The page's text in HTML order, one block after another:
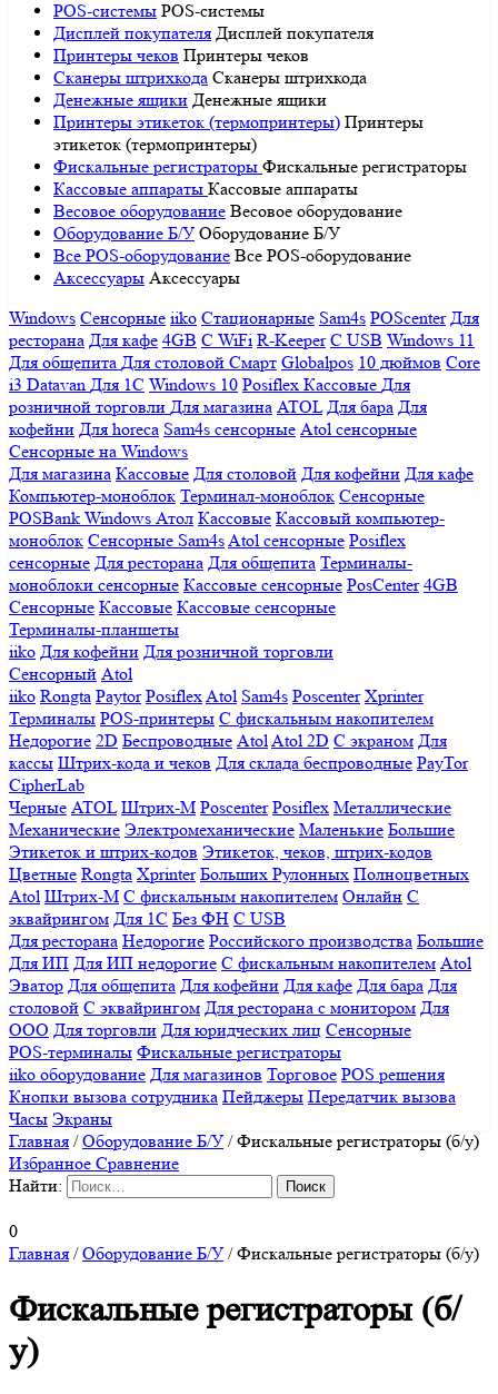
POS-системы POS-системы
Дисплей покупателя Дисплей покупателя
Принтеры чеков Принтеры чеков
Сканеры штрихкода Сканеры штрихкода
Денежные ящики Денежные ящики
Принтеры этикеток (термопринтеры) Принтеры
этикеток (термопринтеры)
Фискальные регистраторы Фискальные регистраторы
Кассовые аппараты Кассовые аппараты
Весовое оборудование Весовое оборудование
Оборудование Б/У Оборудование Б/У
Все POS-оборудование Все POS-оборудование
Аксессуары Аксессуары
Windows Сенсорные iiko Стационарные Sam4s POScenter Для
ресторана Для кафе 4GB С WiFi R-Keeper С USB Windows 11
Для общепита Для столовой Смарт Globalpos 10 дюймов Core
i3 Datavan Для 1С Windows 10 Posiflex Кассовые Для
розничной торговли Для магазина ATOL Для бара Для
кофейни Для horeca Sam4s сенсорные Atol сенсорные
Сенсорные на Windows
Для магазина Кассовые Для столовой Для кофейни Для кафе
Компьютер-моноблок Терминал-моноблок Сенсорные
POSBank Windows Атол Кассовые Кассовый компьютер-
моноблок Сенсорные Sam4sAtol сенсорные Posiflex
сенсорные Для ресторана Для общепита Терминалы-
моноблоки сенсорные Кассовые сенсорные PosCenter 4GB
Сенсорные Кассовые Кассовые сенсорные
Терминалы-планшеты
iiko Для кофейни Для розничной торговли
Сенсорный Atol
iiko Rongta Paytor PosiflexAtol Sam4s Poscenter Xprinter
Терминалы POS-принтеры С фискальным накопителем
Недорогие 2D Беспроводные AtolAtol 2D С экраном Для
кассы Штрих-кода и чеков Для склада беспроводные PayTor
CipherLab
Черные ATOL Штрих-М Poscenter Posiflex Металлические
Механические Электромеханические Маленькие Большие
Этикеток и штрих-кодов Этикеток, чеков, штрих-кодов
Цветные Rongta Xprinter Больших Рулонных Полноцветных
Atol Штрих-М С фискальным накопителем Онлайн С
эквайрингом Для 1С Без ФН С USB
Для ресторана Недорогие Российского производства Большие
Для ИП Для ИП недорогие С фискальным накопителем Atol
Эватор Для общепита Для кофейни Для кафе Для бара Для
столовой С эквайрингом Для ресторана с монитором Для
ООО Для торговли Для юридческих лиц Сенсорные
POS-терминалы Фискальные регистраторы
iiko оборудование Для магазинов Торговое POS решения
Кнопки вызова сотрудника Пейджеры Передатчик вызова
Часы Экраны
Главная /Оборудование Б/У /Фискальные регистраторы (б/у)
Избранное Сравнение
Найти:
0
Главная /Оборудование Б/У /Фискальные регистраторы (б/у)
Фискальные регистраторы (б/
у)